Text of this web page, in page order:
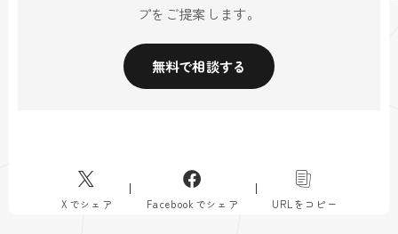
プをご提案します。
無料で相談する
Xでシェア Facebookでシェア URLをコピー